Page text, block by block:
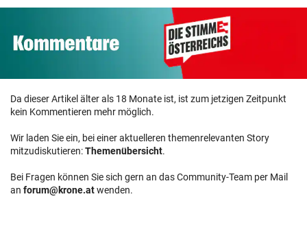
Da dieser Artikel älter als 18 Monate ist, ist zum jetzigen Zeitpunkt
kein Kommentieren mehr möglich.
Wir laden Sie ein, bei einer aktuelleren themenrelevanten Story
mitzudiskutieren:Themenübersicht.
Bei Fragen können Sie sich gern an das Community-Team per Mail
an forum@krone.atwenden.